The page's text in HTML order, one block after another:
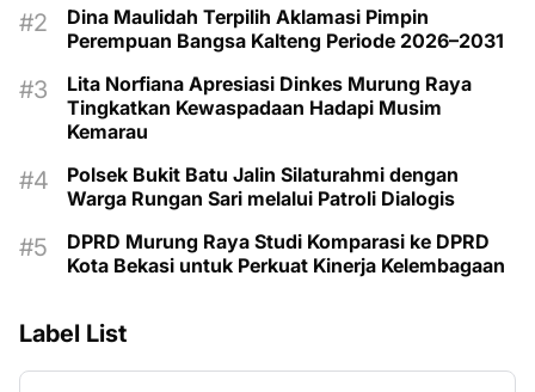
Dina Maulidah Terpilih Aklamasi Pimpin
Perempuan Bangsa Kalteng Periode 2026–2031
Lita Norfiana Apresiasi Dinkes Murung Raya
Tingkatkan Kewaspadaan Hadapi Musim
Kemarau
Polsek Bukit Batu Jalin Silaturahmi dengan
Warga Rungan Sari melalui Patroli Dialogis
DPRD Murung Raya Studi Komparasi ke DPRD
Kota Bekasi untuk Perkuat Kinerja Kelembagaan
Label List